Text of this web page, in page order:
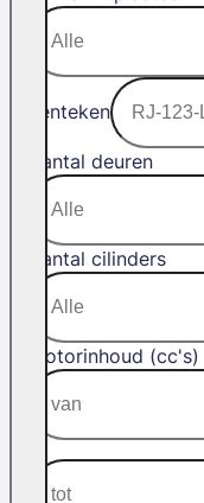
Kenteken
Aantal deuren
Aantal cilinders
Motorinhoud (cc's)